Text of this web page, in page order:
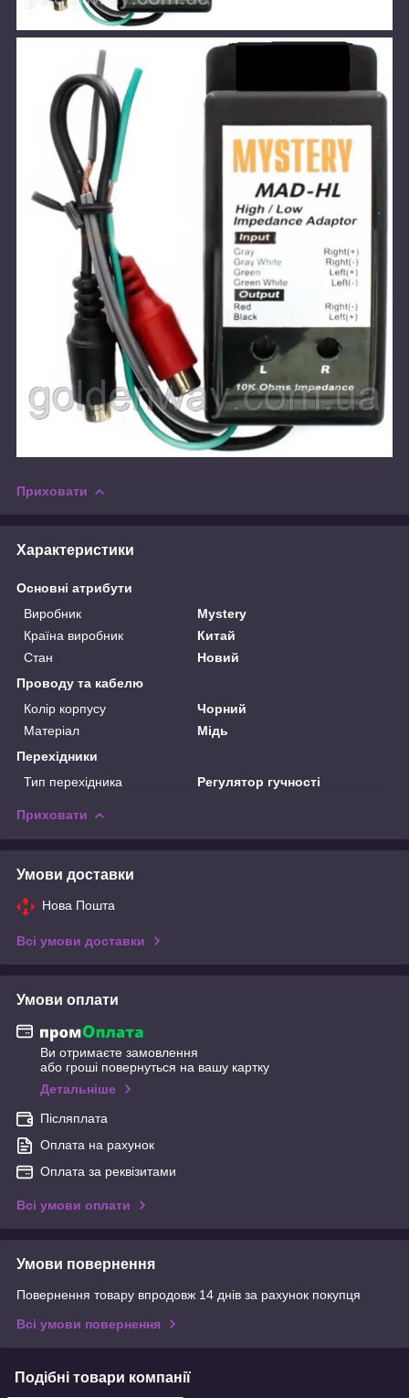
Приховати
Характеристики
Основні атрибути
Виробник
Mystery
Країна виробник
Китай
Стан
Новий
Проводу та кабелю
Колір корпусу
Чорний
Матеріал
Мідь
Перехідники
Тип перехідника
Регулятор гучності
Приховати
Умови доставки
Нова Пошта
Всі умови доставки
Умови оплати
Ви отримаєте замовлення
або гроші повернуться на вашу картку
Детальніше
Післяплата
Оплата на рахунок
Оплата за реквізитами
Всі умови оплати
Умови повернення
Повернення товару впродовж 14 днів за рахунок покупця
Всі умови повернення
Подібні товари компанії